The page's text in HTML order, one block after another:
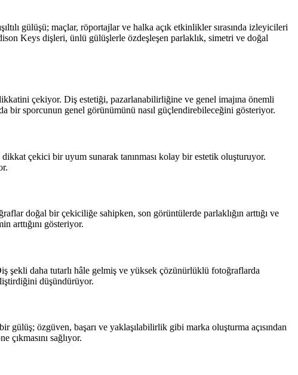
gülüşü; maçlar, röportajlar ve halka açık etkinlikler sırasında izleyicileri
Keys dişleri, ünlü gülüşlerle özdeşleşen parlaklık, simetri ve doğal
çekiyor. Diş estetiği, pazarlanabilirliğine ve genel imajına önemli
bir sporcunun genel görünümünü nasıl güçlendirebileceğini gösteriyor.
çekici bir uyum sunarak tanınması kolay bir estetik oluşturuyor.
doğal bir çekiciliğe sahipken, son görüntülerde parlaklığın arttığı ve
arttığını gösteriyor.
şekli daha tutarlı hâle gelmiş ve yüksek çözünürlüklü fotoğraflarda
düşündürüyor.
özgüven, başarı ve yaklaşılabilirlik gibi marka oluşturma açısından
çıkmasını sağlıyor.